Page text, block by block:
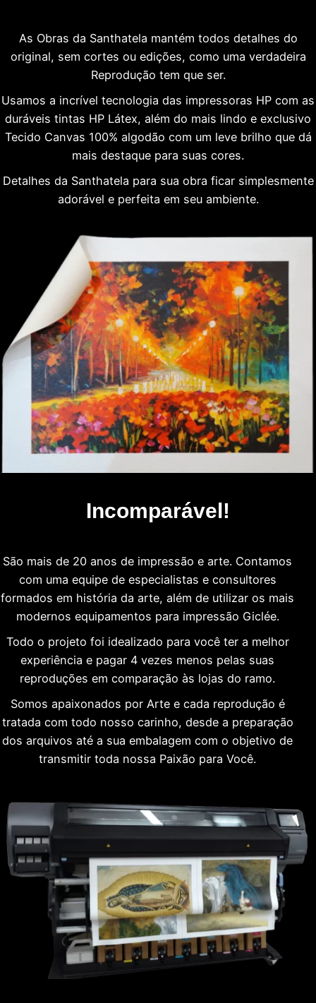
As Obras da Santhatela mantém todos detalhes do
original, sem cortes ou edições, como uma verdadeira
Reprodução tem que ser.
Usamos a incrível tecnologia das impressoras HP com as
duráveis tintas HP Látex, além do mais lindo e exclusivo
Tecido Canvas 100% algodão com um leve brilho que dá
mais destaque para suas cores.
Detalhes da Santhatela para sua obra ficar simplesmente
adorável e perfeita em seu ambiente.
Incomparável!
São mais de 20 anos de impressão e arte. Contamos
com uma equipe de especialistas e consultores
formados em história da arte, além de utilizar os mais
modernos equipamentos para impressão Giclée.
Todo o projeto foi idealizado para você ter a melhor
experiência e pagar 4 vezes menos pelas suas
reproduções em comparação às lojas do ramo.
Somos apaixonados por Arte e cada reprodução é
tratada com todo nosso carinho, desde a preparação
dos arquivos até a sua embalagem com o objetivo de
transmitir toda nossa Paixão para Você.